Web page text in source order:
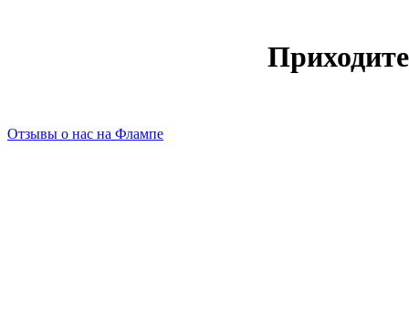
Отзывы о нас на Флампе